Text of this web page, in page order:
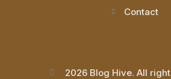
Contact
2026 Blog Hive. All